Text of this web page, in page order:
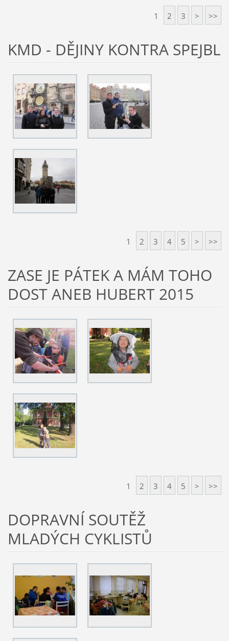
1 2 3 > >>
KMD - DĚJINY KONTRA SPEJBL
1 2 3 4 5 > >>
ZASE JE PÁTEK A MÁM TOHO
DOST ANEB HUBERT 2015
1 2 3 4 5 > >>
DOPRAVNÍ SOUTĚŽ
MLADÝCH CYKLISTŮ